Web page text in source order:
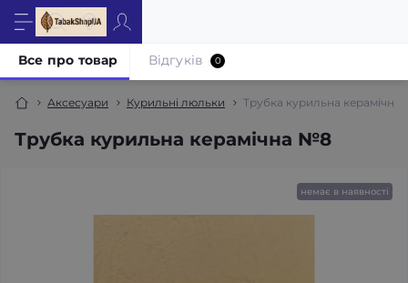
Аксесуари Курильні люльки Трубка курильна
Трубка курильна керамічна №8
Все про товар Відгуків 0
немає в наявності